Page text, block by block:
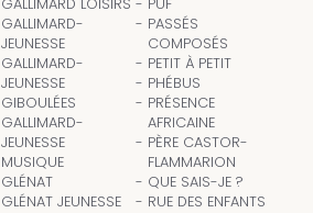
GALLIMARD-
JEUNESSE
GALLIMARD-
JEUNESSE
GIBOULÉES
GALLIMARD-
JEUNESSE
MUSIQUE
GLÉNAT
GLÉNAT JEUNESSE
PASSÉS
COMPOSÉS
PETIT À PETIT
PHÉBUS
PRÉSENCE
AFRICAINE
PÈRE CASTOR-
FLAMMARION
QUE SAIS-JE ?
RUE DES ENFANTS